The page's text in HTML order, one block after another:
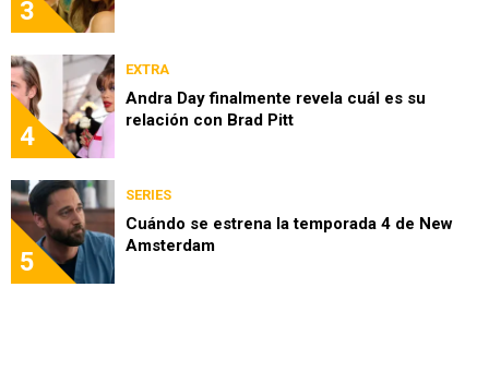
3
4
EXTRA
Andra Day finalmente revela cuál es su
relación con Brad Pitt
5
SERIES
Cuándo se estrena la temporada 4 de New
Amsterdam